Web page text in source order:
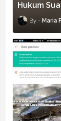
Hukum
Maria